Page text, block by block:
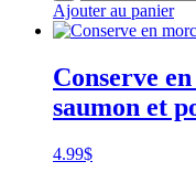
Ajouter au panier
Conserve
saumon et
4.99$